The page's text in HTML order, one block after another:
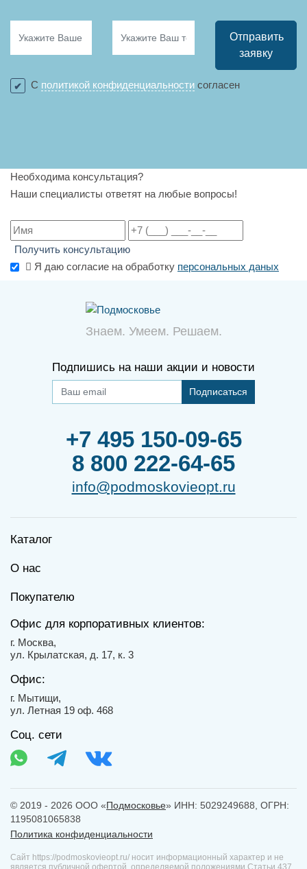
Отправить
заявку
С политикой конфиденциальности согласен
Необходима консультация?
Наши специалисты ответят на любые вопросы!
Получить консультацию
Я даю согласие на обработку персональных даных
Знаем. Умеем. Решаем.
Подпишись на наши акции и новости
Подписаться
+7 495 150-09-65
8 800 222-64-65
info@podmoskovieopt.ru
Каталог
О нас
Покупателю
Офис для корпоративных клиентов:
г. Москва,
ул. Крылатская, д. 17, к. 3
Офис:
г. Мытищи,
ул. Летная 19 оф. 468
Соц. сети
© 2019 - 2026 ООО «Подмосковье» ИНН: 5029249688, ОГРН:
1195081065838
Политика конфиденциальности
Сайт https://podmoskovieopt.ru/ носит информационный характер и не
является публичной офертой, определяемой положениями Статьи 437